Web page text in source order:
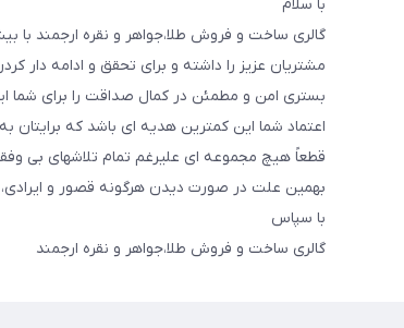
با سلام
مشتریان عزیز را داشته و برای تحقق و ادامه دار
بستری امن و مطمئن در کمال صداقت را برای شما
اعتماد شما این کمترین هدیه ای باشد که برایتان
قطعاً هیچ مجموعه ای علیرغم تمام تلاشهای بی
بهمین علت در صورت دیدن هرگونه قصور و ایرادی،
با سپاس
گالری ساخت و فروش طلا،جواهر و نقره ارجمند